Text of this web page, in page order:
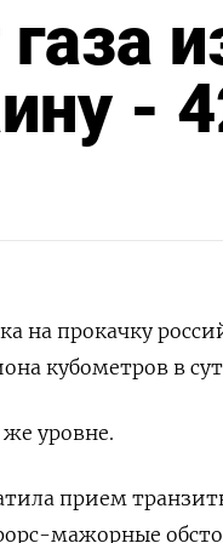
-
на прокачку
кубометров в
уровне.
прием
мажорные